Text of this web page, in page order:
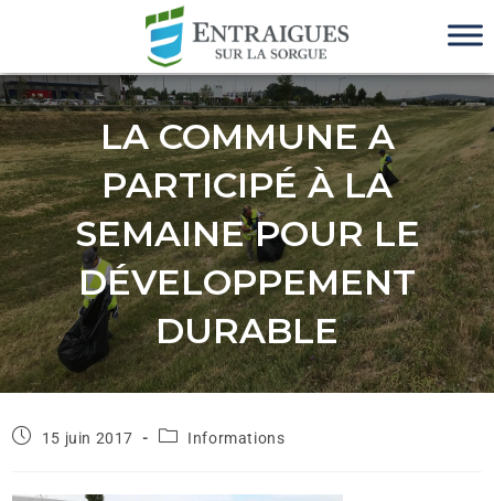
LA COMMUNE A
PARTICIPÉ À LA
SEMAINE POUR LE
DÉVELOPPEMENT
DURABLE
15 juin 2017 Informations